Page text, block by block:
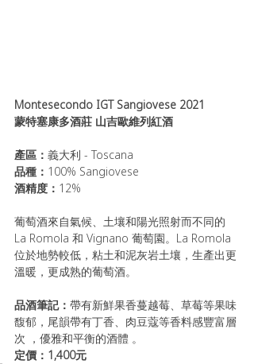
Montesecondo IGT Sangiovese 2021
蒙特塞康多酒莊 山吉歐維列紅酒
產區： 義大利 - Toscana
品種： 100% Sangiovese
酒精度： 12%
葡萄酒來自氣候、土壤和陽光照射而不同的
La Romola 和 Vignano 葡萄園。La Romola
位於地勢較低，粘土和泥灰岩土壤，生產出更
溫暖，更成熟的葡萄酒。
品酒筆記： 帶有新鮮果香蔓越莓、草莓等果味
馥郁，尾韻帶有丁香、肉豆蔻等香料感豐富層
次 ，優雅和平衡的酒體 。
定價：1,400元